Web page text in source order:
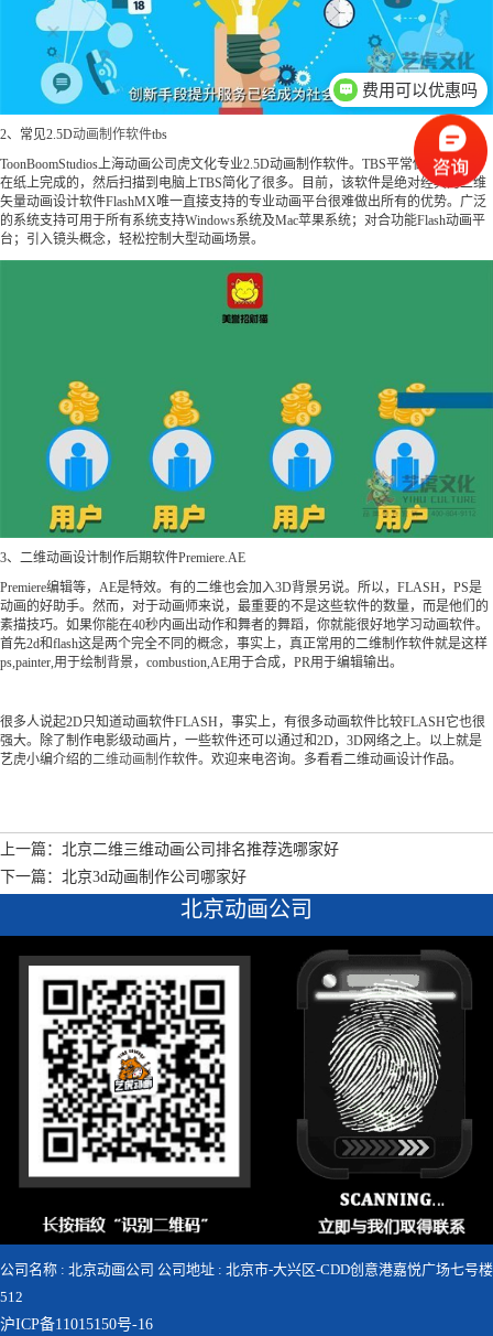
2、常见2.5D动画制作软件tbs
ToonBoomStudios上海动画公司虎文化专业2.5D动画制作软件。TBS平常做2D动画是
在纸上完成的，然后扫描到电脑上TBS简化了很多。目前，该软件是绝对经典的二维
矢量动画设计软件FlashMX唯一直接支持的专业动画平台很难做出所有的优势。广泛
的系统支持可用于所有系统支持Windows系统及Mac苹果系统；对合功能Flash动画平
台；引入镜头概念，轻松控制大型动画场景。
3、二维动画设计制作后期软件Premiere.AE
Premiere编辑等，AE是特效。有的二维也会加入3D背景另说。所以，FLASH，PS是
动画的好助手。然而，对于动画师来说，最重要的不是这些软件的数量，而是他们的
素描技巧。如果你能在40秒内画出动作和舞者的舞蹈，你就能很好地学习动画软件。
首先2d和flash这是两个完全不同的概念，事实上，真正常用的二维制作软件就是这样
ps,painter,用于绘制背景，combustion,AE用于合成，PR用于编辑输出。
很多人说起2D只知道动画软件FLASH，事实上，有很多动画软件比较FLASH它也很
强大。除了制作电影级动画片，一些软件还可以通过和2D，3D网络之上。以上就是
艺虎小编介绍的二维动画制作软件。欢迎来电咨询。多看看二维动画设计作品。
上一篇：北京二维三维动画公司排名推荐选哪家好
下一篇：北京3d动画制作公司哪家好
北京动画公司
公司名称 : 北京动画公司 公司地址 : 北京市-大兴区-CDD创意港嘉悦广场七号楼
512
沪ICP备11015150号-16
费用可以优惠吗